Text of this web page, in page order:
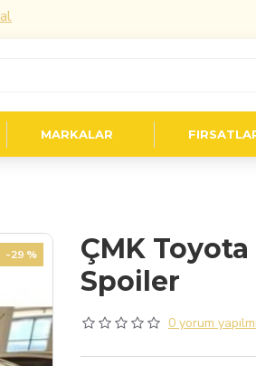
MARKALAR
-29 %
ÇMK Toyota
Spoiler
0 yorum